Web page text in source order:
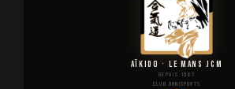
AÏKIDO· LE MANS JCM
DEPUIS 1967
CLUB OMNISPORTS